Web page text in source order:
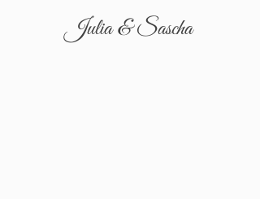
Julia & Sascha